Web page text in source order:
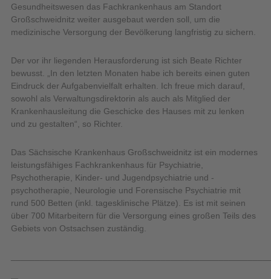
Gesundheitswesen das Fachkrankenhaus am Standort
Großschweidnitz weiter ausgebaut werden soll, um die
medizinische Versorgung der Bevölkerung langfristig zu sichern.
Der vor ihr liegenden Herausforderung ist sich Beate Richter
bewusst. „In den letzten Monaten habe ich bereits einen guten
Eindruck der Aufgabenvielfalt erhalten. Ich freue mich darauf,
sowohl als Verwaltungsdirektorin als auch als Mitglied der
Krankenhausleitung die Geschicke des Hauses mit zu lenken
und zu gestalten“, so Richter.
Das Sächsische Krankenhaus Großschweidnitz ist ein modernes
leistungsfähiges Fachkrankenhaus für Psychiatrie,
Psychotherapie, Kinder- und Jugendpsychiatrie und -
psychotherapie, Neurologie und Forensische Psychiatrie mit
rund 500 Betten (inkl. tagesklinische Plätze). Es ist mit seinen
über 700 Mitarbeitern für die Versorgung eines großen Teils des
Gebiets von Ostsachsen zuständig.